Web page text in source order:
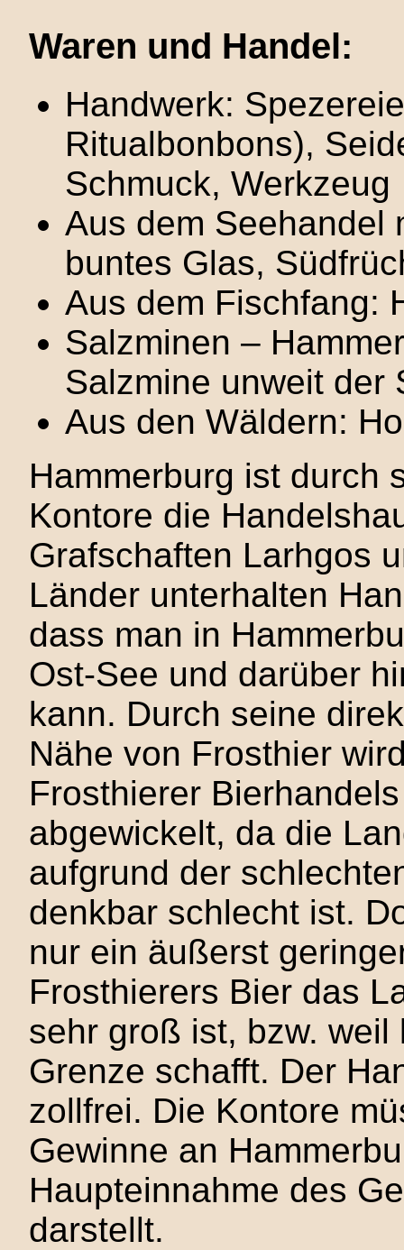
Waren und Handel:
Handwerk:
Ritualbonbons),
Schmuck, Werkzeug
Aus dem Seehandel
buntes Glas,
Aus dem Fischfang:
Salzminen –
Salzmine unweit der
Aus den Wäldern:
Hammerburg ist durch
Kontore die
Grafschaften Larhgos
Länder unterhalten
dass man in
Ost-See und darüber
kann. Durch seine
Nähe von Frosthier
Frosthierer
abgewickelt, da die
aufgrund der
denkbar schlecht ist.
nur ein äußerst
Frosthierers Bier das
sehr groß ist, bzw.
Grenze schafft. Der
zollfrei. Die Kontore
Gewinne an
Haupteinnahme des
darstellt.